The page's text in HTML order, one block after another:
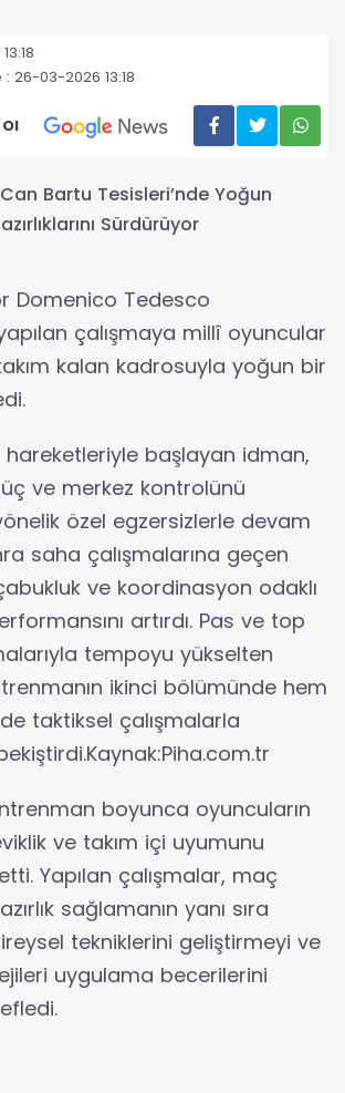
26-03-2026 13:18
Domenico Tedesco
çalışmaya millî oyuncular
kalan kadrosuyla yoğun bir
başlayan idman,
ve merkez kontrolünü
özel egzersizlerle devam
saha çalışmalarına geçen
ve koordinasyon odaklı
artırdı. Pas ve top
tempoyu yükselten
ikinci bölümünde hem
taktiksel çalışmalarla
boyunca oyuncuların
ve takım içi uyumunu
Yapılan çalışmalar, maç
sağlamanın yanı sıra
tekniklerini geliştirmeyi ve
uygulama becerilerini